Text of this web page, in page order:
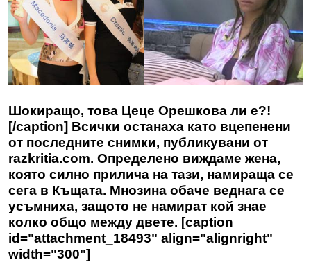
Шокиращо, това Цеце Орешкова ли е?!
[/caption] Всички останаха като вцепенени
от последните снимки, публикувани от
razkritia.com. Определено виждаме жена,
която силно прилича на тази, намираща се
сега в Къщата. Мнозина обаче веднага се
усъмниха, защото не намират кой знае
колко общо между двете. [caption
id="attachment_18493" align="alignright"
width="300"]